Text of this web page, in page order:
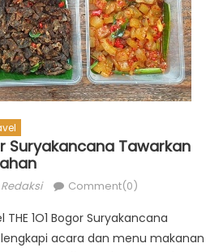
Suryakancana Tawarkan
Author
Redaksi Comment(0)
1O1 Bogor Suryakancana
lengkapi acara dan menu makanan